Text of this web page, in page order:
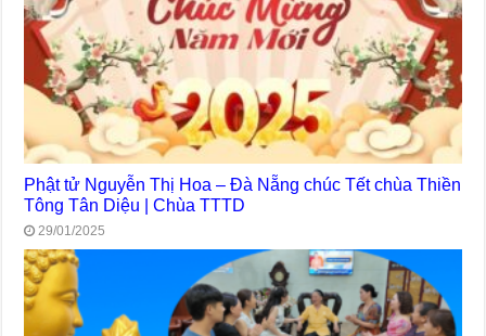
Phật tử Nguyễn Thị Hoa – Đà Nẵng chúc Tết chùa Thiền
Tông Tân Diệu | Chùa TTTD
29/01/2025